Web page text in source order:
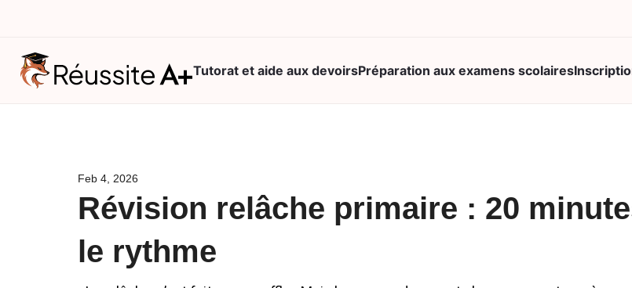
Tutorat et aide aux devoirsPréparation aux examens scolaires
Feb 4, 2026
Révision relâche primaire : 20
le rythme
Vos besoins(1/2)